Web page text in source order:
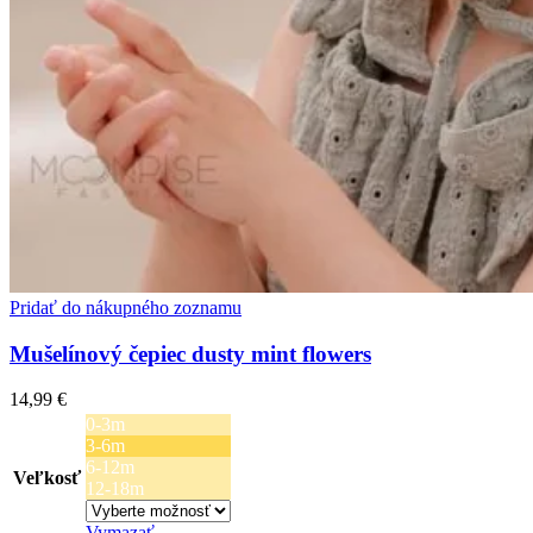
Pridať do nákupného zoznamu
Mušelínový čepiec dusty mint flowers
14,99 €
Veľkosť
0-3m
3-6m
6-12m
12-18m